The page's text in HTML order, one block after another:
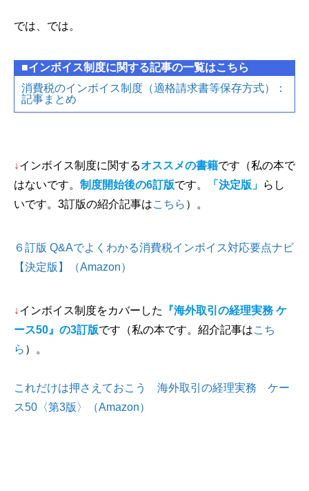
では、では。
■インボイス制度に関する記事の一覧はこちら
消費税のインボイス制度（適格請求書等保存方式）：
記事まとめ
↓インボイス制度に関するオススメの書籍です（私の本で
はないです。 制度開始後の6訂版です。 「決定版」 らし
いです。3訂版の紹介記事はこちら ）。
６訂版 Q&Aでよくわかる消費税インボイス対応要点ナビ
【決定版】（Amazon）
↓インボイス制度をカバーした
『海外取引の経理実務 ケ
ース50』の3訂版です（私の本です。紹介記事はこち
ら ）。
これだけは押さえておこう 海外取引の経理実務 ケー
ス50〈第3版〉（Amazon）